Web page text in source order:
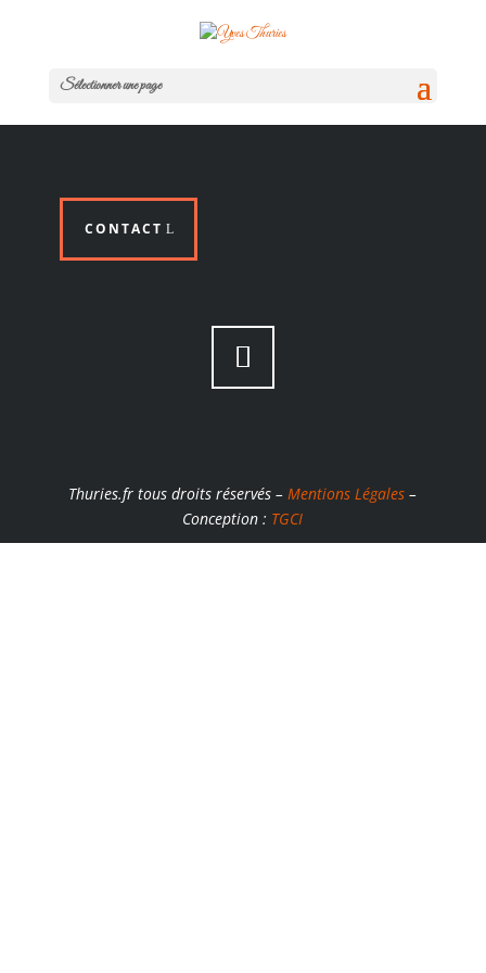
Sélectionner une page
CONTACT
Thuries.fr tous droits réservés –Mentions Légales –
Conception : TGCI